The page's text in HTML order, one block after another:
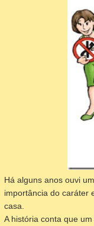
Há alguns anos ouvi
importância do caráter
casa.
A história conta que